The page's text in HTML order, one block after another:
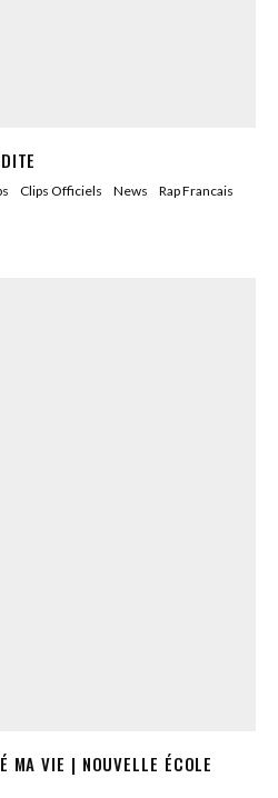
Clips Officiels News
Rap Francais
MA VIE | NOUVELLE ÉCOLE